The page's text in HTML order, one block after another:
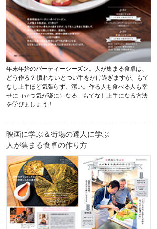
年末年始のパーティーシーズン。人が集まる食卓は、
どう作る？ 慣れないとつい手をかけ過ぎますが、もて
なし上手ほど気張らず、潔い。作る人も食べる人も幸
せに（かつ気が楽に）なる、もてなし上手になる方法
を学びましょう！
映画に学ぶ＆街場の達人に学ぶ
人が集まる食卓の作り方